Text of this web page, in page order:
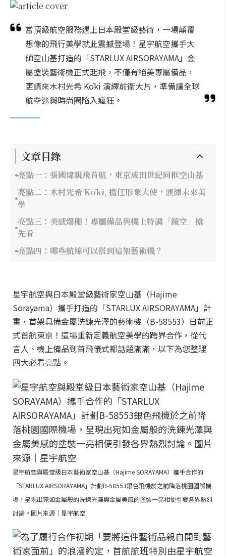
當頂級航空服務遇上日本殿堂級藝術，一場顛覆
想像的飛行美學就此震撼登場！星宇航空攜手大
師空山基打造的「STARLUX AIRSORAYAMA」金
屬塗裝藝術機正式起飛，不僅有絕美專屬備品，
更請來木村光希 Kōki 演繹前衛大片，準備讓全球
航空迷與時尚圈陷入瘋狂。
文章目錄
亮點一：張國煒親飛首航，東京成田世紀同框空山基
亮點二：木村光希 Kōki, 擔任形象大使，演繹未來美
學
亮點三：美感爆棚！專屬備品與機上特調「鏡空」搶
先看
亮點四：哪些航線可以搭到這架藝術機？
星宇航空與日本殿堂級藝術家空山基（Hajime
Sorayama）攜手打造的「STARLUX AIRSORAYAMA」計
畫，首架具備金屬洗鍊光澤的藝術機（B-58553）日前正
式首航東京！這場重新定義航空美學的跨界合作，從代
言人、機上備品到首飛儀式都話題滿滿，以下為您整理
四大必看亮點。
星宇航空與殿堂級日本藝術家空山基（Hajime SORAYAMA）攜手合作的
「STARLUX AIRSORAYAMA」計劃B-58553銀色飛機於之前降落桃園國際機
場，呈現出宛如金屬般的洗鍊光澤與金屬美感的塗裝一亮相便引發各界熱烈
討論。圖片來源｜星宇航空